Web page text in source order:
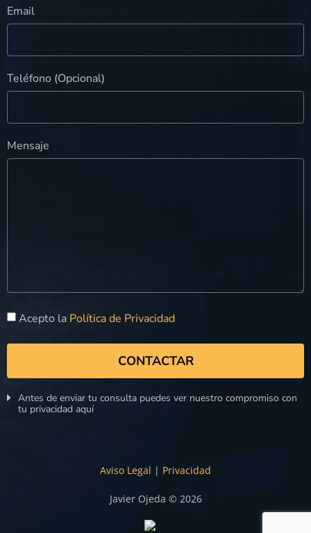
Email
Teléfono (Opcional)
Mensaje
Acepto la Política de Privacidad
CONTACTAR
Antes de enviar tu consulta puedes ver nuestro compromiso con
tu privacidad aquí
Aviso Legal | Privacidad
Javier Ojeda © 2026